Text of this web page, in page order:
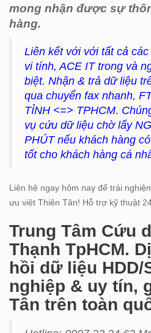
mong nhận được sự
hàng.
Liên kết với với tất cả
vi tính, ACE IT trong và
biệt. Nhận & trả dữ liệu
qua chuyển fax nhanh,
TỈNH <=> TPHCM.
vụ cứu dữ liệu chờ lấy
PHÚT nếu khách hàng
tốt cho khách hàng cá
Liên hệ ngay hôm nay để trải
ưu việt Thiên Tân! Hỗ trợ kỹ thuật
Trung Tâm Cứu
Thạnh TpHCM.
hồi dữ liệu HDD/
nghiệp & uy tín,
Tân trên toàn